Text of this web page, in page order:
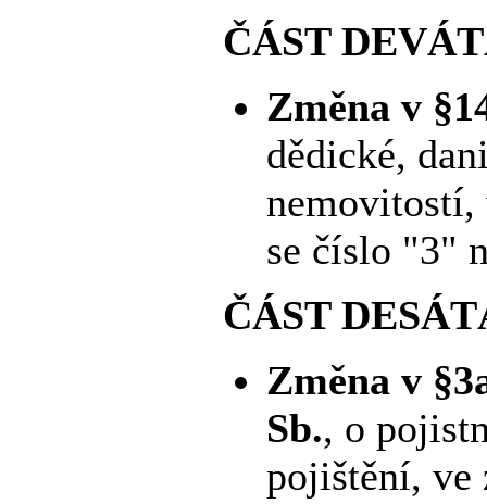
ČÁST
Změna v
dědické,
nemovitostí,
se číslo "3"
ČÁST
Změna v
Sb., o
pojištění, ve